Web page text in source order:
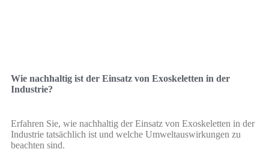
Wie nachhaltig ist der Einsatz von Exoskeletten in der
Industrie?
Erfahren Sie, wie nachhaltig der Einsatz von Exoskeletten in der
Industrie tatsächlich ist und welche Umweltauswirkungen zu
beachten sind.